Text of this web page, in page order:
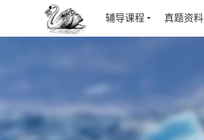
辅导课程 真题资料